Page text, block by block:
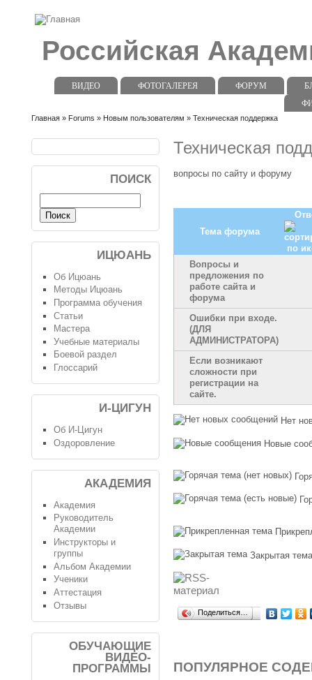
Российская
ВИДЕО ФОТОГАЛЕРЕЯ ФОРУМ
Главная » Forums » Новым пользователям » Техническая поддержка
Техническая
вопросы по сайту и форуму
Тема форума
Вопросы и
предложения по
работе сайта и
форума
Ошибки при входе.
(ДЛЯ
АДМИНИСТРАТОРА)
Если возникают
сложности при
регистрации на
сайте.
Нет
Новые
Закрытая тема
Поделиться…
ПОПУЛЯРНОЕ
ПОИСК
ИЦЮАНЬ
Об Ицюань
Методы Ицюань
Программа обучения
Статьи
Мастера
Учебные материалы
Боевой раздел
Глоссарий
И-ЦИГУН
Об И-Цигун
Оздоровление
АКАДЕМИЯ
Академия
Руководитель
Академии
Инструкторы и
группы
Альбом Академии
Ученики
Аттестация
Отзывы
ОБУЧАЮЩИЕ
ВИДЕО-
ПРОГРАММЫ